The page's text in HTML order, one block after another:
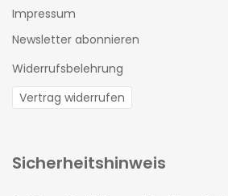
Impressum
Newsletter abonnieren
Widerrufsbelehrung
Vertrag widerrufen
Sicherheitshinweis